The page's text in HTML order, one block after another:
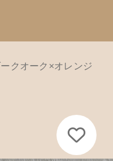
クオーク×オレンジ